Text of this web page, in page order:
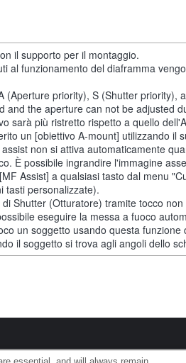
il supporto per il montaggio.
al funzionamento del diaframma
(Aperture priority), S (Shutter priority),
and the aperture can not be adjusted
sarà più ristretto rispetto a quello
un [obiettivo A-mount] utilizzando il
non si attiva automaticamente
È possibile ingrandire l'immagine
Assist] a qualsiasi tasto dal menu
tasti personalizzate).
Shutter (Otturatore) tramite tocco non
eseguire la messa a fuoco
un soggetto usando questa
il soggetto si trova agli angoli dello